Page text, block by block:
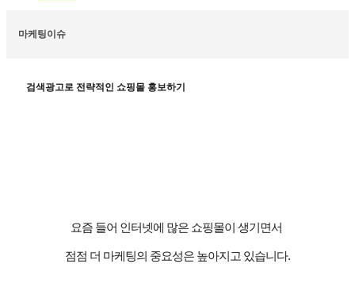
마케팅이슈
검색광고로 전략적인 쇼핑몰 홍보하기
요즘 들어 인터넷에 많은 쇼핑몰이 생기면서
점점 더 마케팅의 중요성은 높아지고 있습니다.